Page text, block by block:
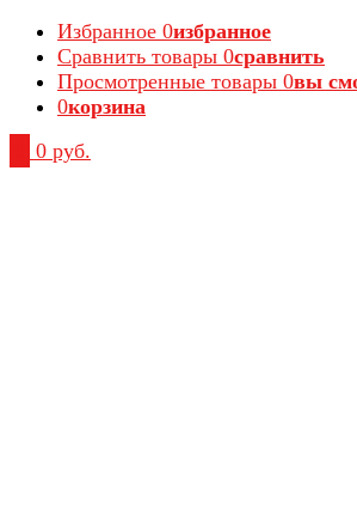
Избранное 0избранное
Сравнить товары 0сравнить
Просмотренные товары 0вы
0корзина
0 руб.